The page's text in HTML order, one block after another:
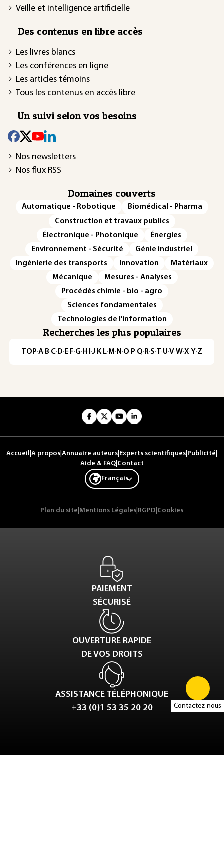
Contactez-nous
Veille et intelligence artificielle
Des contenus en libre accès
Les livres blancs
Les conférences en ligne
Les articles témoins
Tous les contenus en accès libre
Un suivi selon vos besoins
Nos newsletters
Nos flux RSS
Domaines couverts
Automatique - Robotique
Biomédical - Pharma
Construction et travaux publics
Électronique - Photonique
Énergies
Environnement - Sécurité
Génie industriel
Ingénierie des transports
Innovation
Matériaux
Mécanique
Mesures - Analyses
Procédés chimie - bio - agro
Sciences fondamentales
Technologies de l'information
Recherches les plus populaires
TOP·A·B·C· D· E· F·G· H · ·J· K· L· M · N ·O· P·Q· R·S·T·U·V·W·X·Y·Z
Accueil A propos Annuaire auteurs Experts scientifiques Publicité
Aide & FAQ| Contact
Français
Plan du site Mentions Légales RGPD Cookies
PAIEMENT
SÉCURISÉ
OUVERTURE RAPIDE
DE VOS DROITS
ASSISTANCE TÉLÉPHONIQUE
+33 (0)1 53 35 20 20